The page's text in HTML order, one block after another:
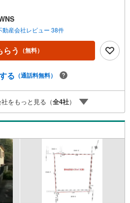
第一種低層住居専用地域なので、静か
ができます。環境の良いエリアにある
休/9:00～21:00】人気物件は特にお問
ため、お早めにお電話下さい。「室
る」ボタンよりご予約頂くとご見学がス
他、各種ご相談も承っております。○住
らお客様へ経験豊富なスタッフが親身に
ご紹介可能ですのでお気軽にお問い合
もございますので、お車でのお越しも
動産会社レビュー 38件
らう （無料）
る （通話料無料）
をもっと見る（全4社）